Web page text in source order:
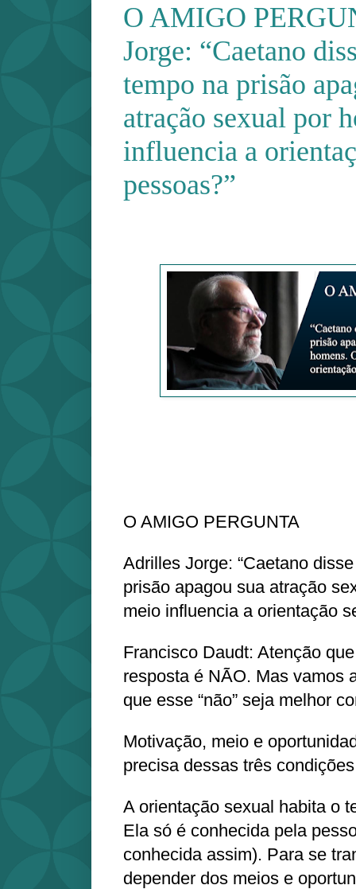
O AMIGO
Jorge: “Caetano
tempo na prisão
atração sexual por
influencia a
pessoas?”
O AMIGO PERGUNTA
Adrilles Jorge: “Caetano
prisão apagou sua atração
meio influencia a orientação
Francisco Daudt: Atenção
resposta é NÃO. Mas vamos
que esse “não” seja melhor
Motivação, meio e
precisa dessas três
A orientação sexual habita o
Ela só é conhecida pela
conhecida assim). Para se
depender dos meios e